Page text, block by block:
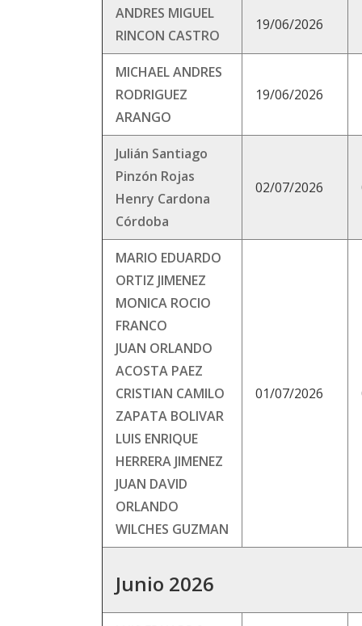
ANDRES MIGUEL
RINCON CASTRO
19/06/2026
MICHAEL ANDRES
RODRIGUEZ
ARANGO
19/06/2026
Julián Santiago
Pinzón Rojas
Henry Cardona
Córdoba
02/07/2026
MARIO EDUARDO
ORTIZ JIMENEZ
MONICA ROCIO
FRANCO
JUAN ORLANDO
ACOSTA PAEZ
CRISTIAN CAMILO
ZAPATA BOLIVAR
LUIS ENRIQUE
HERRERA JIMENEZ
JUAN DAVID
ORLANDO
WILCHES GUZMAN
01/07/2026
Junio 2026